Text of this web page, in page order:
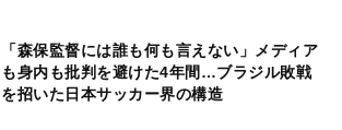
「森保監督には誰も何も言えない」メディア
も身内も批判を避けた4年間…ブラジル敗戦
を招いた日本サッカー界の構造